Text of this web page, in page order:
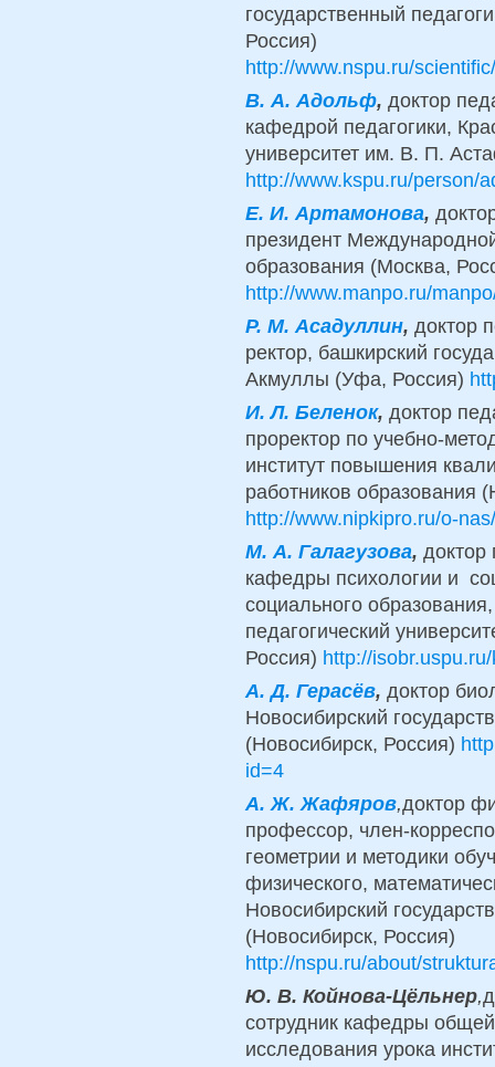
государственный
Россия)
http://www.nspu.ru/
B. А. Адольф, доктор
кафедрой педагогики,
университет им. В. П.
http://www.kspu.ru/person/
Е. И. Артамонова,
президент
образования (Москва,
http://www.manpo.ru/
Р. М. Асадуллин, доктор
ректор, башкирский
Акмуллы (Уфа, Россия)
И. Л. Беленок, доктор
проректор по учебно-
институт повышения
работников образования
http://www.nipkipro.ru/o-
М. А. Галагузова, доктор
кафедры психологии и
социального
педагогический
Россия) http://
А. Д. Герасёв, доктор
Новосибирский
(Новосибирск, Россия)
id=4
А. Ж. Жафяров,доктор
профессор, член-
геометрии и методики
физического,
Новосибирский
(Новосибирск, Россия)
http://nspu.ru/about/
Ю. В. Койнова-Цёльнер,
сотрудник кафедры
исследования урока